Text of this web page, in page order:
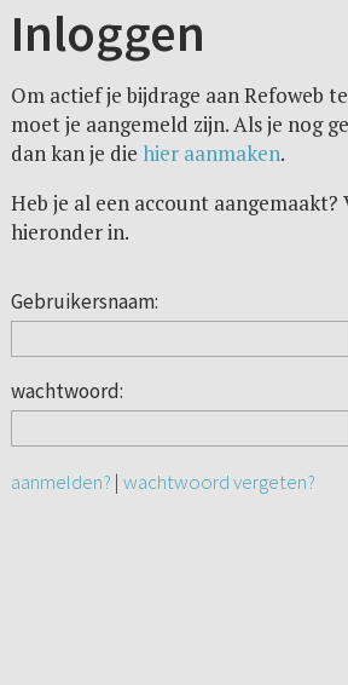
Inloggen
Om actief je bijdrage aan Refoweb
moet je aangemeld zijn. Als je nog
dan kan je die hier aanmaken.
Heb je al een account aangemaakt?
hieronder in.
Gebruikersnaam:
wachtwoord:
aanmelden? | wachtwoord vergeten?